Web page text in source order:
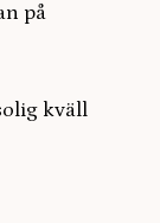
på
kväll